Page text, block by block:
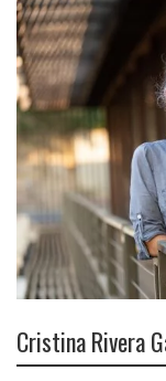
Cristina Rivera